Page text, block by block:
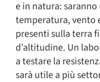
e in natura:
temperatura, vento
presenti sulla terra
d’altitudine. Un
a testare la
sarà utile a più